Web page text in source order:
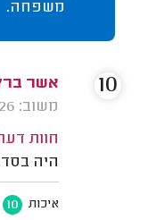
משפחה.
אשר
משוב: 30/06/2026
חוות
היה
איכות 10
10